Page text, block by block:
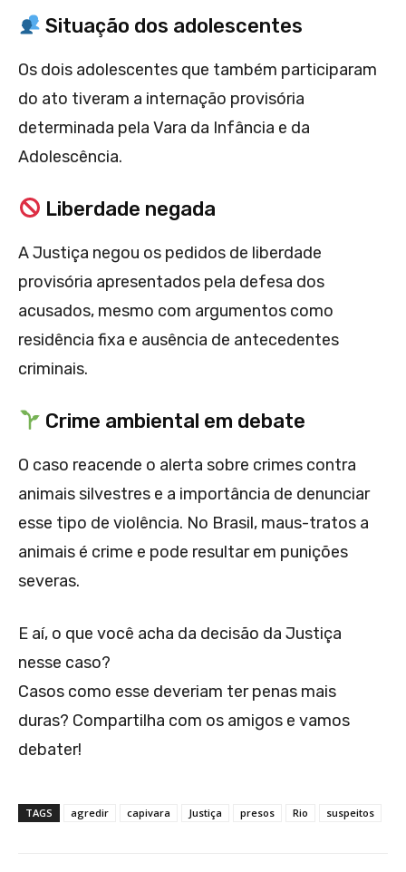
Situação dos adolescentes
Os dois adolescentes que também participaram
do ato tiveram a internação provisória
determinada pela Vara da Infância e da
Adolescência.
Liberdade negada
A Justiça negou os pedidos de liberdade
provisória apresentados pela defesa dos
acusados, mesmo com argumentos como
residência fixa e ausência de antecedentes
criminais.
Crime ambiental em debate
O caso reacende o alerta sobre crimes contra
animais silvestres e a importância de denunciar
esse tipo de violência. No Brasil, maus-tratos a
animais é crime e pode resultar em punições
severas.
E aí, o que você acha da decisão da Justiça
nesse caso?
Casos como esse deveriam ter penas mais
duras? Compartilha com os amigos e vamos
debater!
TAGS agredir capivara Justiça presos Rio suspeitos